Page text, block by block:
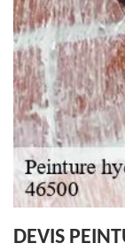
DEVIS